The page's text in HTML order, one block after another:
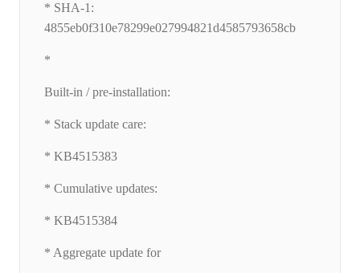
* SHA-1:
4855eb0f310e78299e027994821d4585793658cb
*
Built-in / pre-installation:
* Stack update care:
* KB4515383
* Cumulative updates:
* KB4515384
* Aggregate update for